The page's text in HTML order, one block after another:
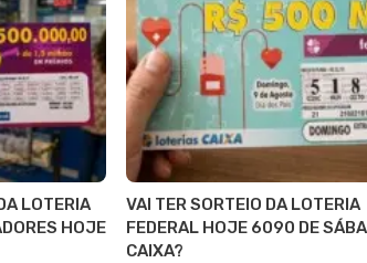
LOTERIA
HOJE
VAI TER SORTEIO DA LOTERIA
FEDERAL HOJE 6090 DE
CAIXA?